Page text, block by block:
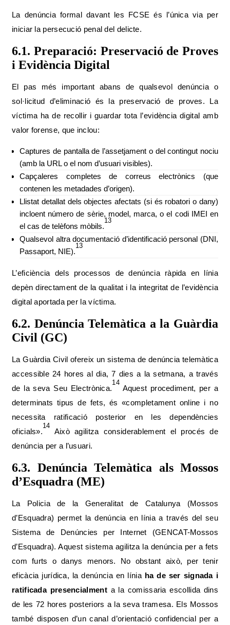
La denúncia formal davant les FCSE és l’única via per
iniciar la persecució penal del delicte.
6.1. Preparació: Preservació de Proves
i Evidència Digital
El pas més important abans de qualsevol denúncia o
sol·licitud d’eliminació és la preservació de proves. La
víctima ha de recollir i guardar tota l’evidència digital amb
valor forense, que inclou:
Captures de pantalla de l’assetjament o del contingut nociu
(amb la URL o el nom d’usuari visibles).
Capçaleres completes de correus electrònics (que
contenen les metadades d’origen).
Llistat detallat dels objectes afectats (si és robatori o dany)
incloent número de sèrie, model, marca, o el codi IMEI en
el cas de telèfons mòbils.
13
Qualsevol altra documentació d’identificació personal (DNI,
Passaport, NIE).
13
L’eficiència dels processos de denúncia ràpida en línia
depèn directament de la qualitat i la integritat de l’evidència
digital aportada per la víctima.
6.2. Denúncia Telemàtica a la Guàrdia
Civil (GC)
La Guàrdia Civil ofereix un sistema de denúncia telemàtica
accessible 24 hores al dia, 7 dies a la setmana, a través
de la seva Seu Electrònica.
14
Aquest procediment, per a
determinats tipus de fets, és «completament online i no
necessita ratificació posterior en les dependències
oficials».
14
Això agilitza considerablement el procés de
denúncia per a l’usuari.
6.3. Denúncia Telemàtica als Mossos
d’Esquadra (ME)
La Policia de la Generalitat de Catalunya (Mossos
d’Esquadra) permet la denúncia en línia a través del seu
Sistema de Denúncies per Internet (GENCAT-Mossos
d’Esquadra). Aquest sistema agilitza la denúncia per a fets
com furts o danys menors. No obstant això, per tenir
eficàcia jurídica, la denúncia en línia ha de ser signada i
ratificada presencialmenta la comissaria escollida dins
de les 72 hores posteriors a la seva tramesa. Els Mossos
també disposen d’un canal d’orientació confidencial per a